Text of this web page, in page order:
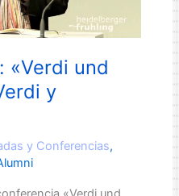
«Verdi und
y
y Conferencias,